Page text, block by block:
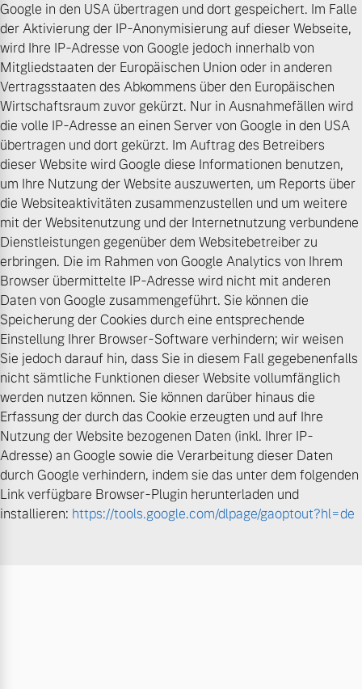
Google in den USA übertragen und dort gespeichert. Im Falle
der Aktivierung der IP-Anonymisierung auf dieser Webseite,
wird Ihre IP-Adresse von Google jedoch innerhalb von
Mitgliedstaaten der Europäischen Union oder in anderen
Vertragsstaaten des Abkommens über den Europäischen
Wirtschaftsraum zuvor gekürzt. Nur in Ausnahmefällen wird
die volle IP-Adresse an einen Server von Google in den USA
übertragen und dort gekürzt. Im Auftrag des Betreibers
dieser Website wird Google diese Informationen benutzen,
um Ihre Nutzung der Website auszuwerten, um Reports über
die Websiteaktivitäten zusammenzustellen und um weitere
mit der Websitenutzung und der Internetnutzung verbundene
Dienstleistungen gegenüber dem Websitebetreiber zu
erbringen. Die im Rahmen von Google Analytics von Ihrem
Browser übermittelte IP-Adresse wird nicht mit anderen
Daten von Google zusammengeführt. Sie können die
Speicherung der Cookies durch eine entsprechende
Einstellung Ihrer Browser-Software verhindern; wir weisen
Sie jedoch darauf hin, dass Sie in diesem Fall gegebenenfalls
nicht sämtliche Funktionen dieser Website vollumfänglich
werden nutzen können. Sie können darüber hinaus die
Erfassung der durch das Cookie erzeugten und auf Ihre
Nutzung der Website bezogenen Daten (inkl. Ihrer IP-
Adresse) an Google sowie die Verarbeitung dieser Daten
durch Google verhindern, indem sie das unter dem folgenden
Link verfügbare Browser-Plugin herunterladen und
installieren: https://tools.google.com/dlpage/gaoptout?hl=de